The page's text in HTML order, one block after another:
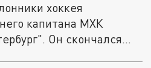
хоккея
капитана МХК
Он скончался...